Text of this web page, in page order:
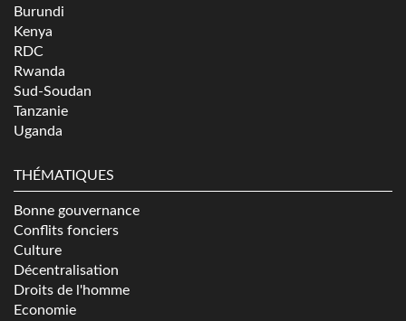
Burundi
Kenya
RDC
Rwanda
Sud-Soudan
Tanzanie
Uganda
THÉMATIQUES
Bonne gouvernance
Conflits fonciers
Culture
Décentralisation
Droits de l'homme
Economie